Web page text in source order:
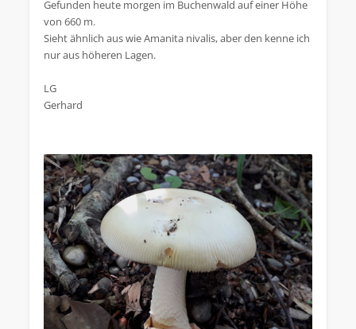
Gefunden heute morgen im Buchenwald auf einer Höhe
von 660 m.
Sieht ähnlich aus wie Amanita nivalis, aber den kenne ich
nur aus höheren Lagen.
LG
Gerhard